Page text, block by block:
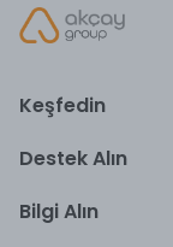
Keşfedin
Destek Alın
Bilgi Alın